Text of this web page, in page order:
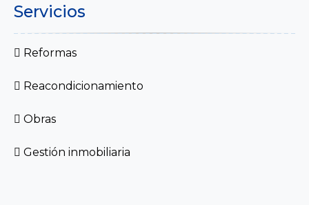
Servicios
Reformas
Reacondicionamiento
Obras
Gestión inmobiliaria